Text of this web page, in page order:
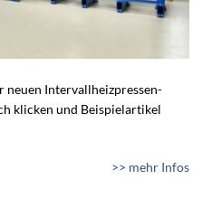
neuen Intervallheizpressen-
klicken und Beispielartikel
>> mehr Infos